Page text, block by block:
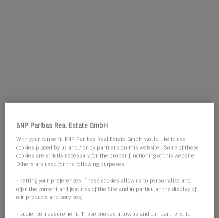
BNP Paribas Real Estate GmbH
With your consent, BNP Paribas Real Estate GmbH would like to use
cookies placed by us and / or by partners on this website . Some of these
cookies are strictly necessary for the proper functioning of this website.
Others are used for the following purposes:
- setting your preferences: These cookies allow us to personalize and
offer the content and features of the Site and in particular the display of
our products and services;
- audience measurement: These cookies allow us and our partners, to